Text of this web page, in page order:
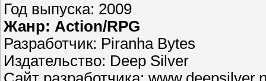
Год выпуска: 2009
Жанр: Action/RPG
Разработчик: Piranha Bytes
Издательство: Deep Silver